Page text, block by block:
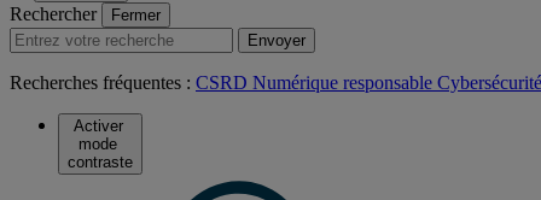
Rechercher
Fermer
Envoyer
Recherches fréquentes : CSRD Numérique responsable Cybersécurité
Activer
mode
contraste